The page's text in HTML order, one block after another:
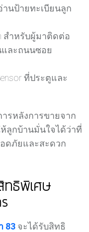
านป้ายทะเบียนลูก
สำหรับผู้มาติดต่อ
และถนนซอย
ที่ประตูและ
รหลังการขายจาก
ลูกบ้านมั่นใจได้ว่าที่
ดภัยและสะดวก
ทธิพิเศษ
83 จะได้รับสิทธิ